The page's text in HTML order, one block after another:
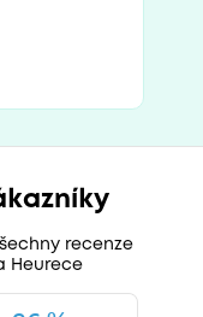
recenze
Heurece